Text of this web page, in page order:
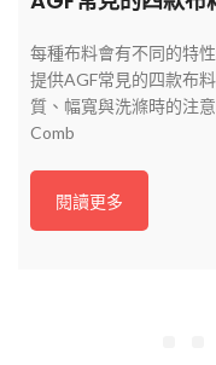
每種布料會有不同的特
提供AGF常見的四款布
質、幅寬與洗滌時的注
Comb
閱讀更多